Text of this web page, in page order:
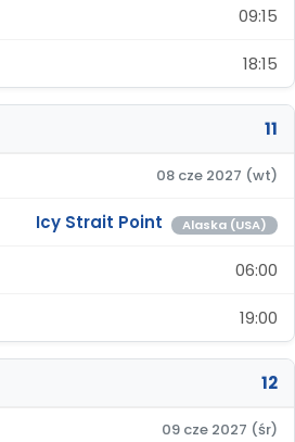
09:15
18:15
11
08 cze 2027 (wt)
Icy Strait Point Alaska (USA)
06:00
19:00
12
09 cze 2027 (śr)